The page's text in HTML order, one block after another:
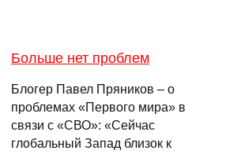
Больше нет проблем
Блогер Павел Пряников – о
проблемах «Первого мира» в
связи с «СВО»: «Сейчас
глобальный Запад близок к